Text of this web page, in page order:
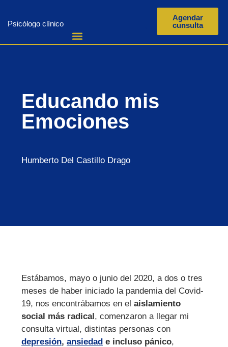
Psicólogo clínico
Agendar
cunsulta
Educando mis
Emociones
Humberto Del Castillo Drago
Estábamos, mayo o junio del 2020, a dos o tres
meses de haber iniciado la pandemia del Covid-
19, nos encontrábamos en el aislamiento
social más radical, comenzaron a llegar mi
consulta virtual, distintas personas con
depresión, ansiedad e incluso pánico,